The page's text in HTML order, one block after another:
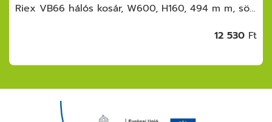
Riex VB66 hálós kosár, W600, H160, 494 m m, sötétszürke
12 530 Ft